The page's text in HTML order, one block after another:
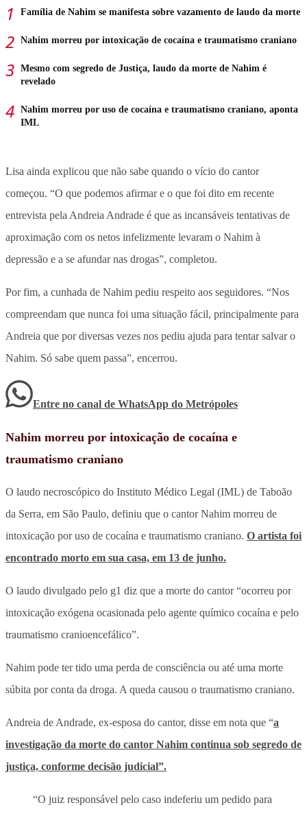
Família de Nahim se manifesta sobre vazamento de laudo da morte
Nahim morreu por intoxicação de cocaína e traumatismo craniano
Mesmo com segredo de Justiça, laudo da morte de Nahim é
revelado
Nahim morreu por uso de cocaína e traumatismo craniano, aponta
IML
Lisa ainda explicou que não sabe quando o vício do cantor
começou. “O que podemos afirmar e o que foi dito em recente
entrevista pela Andreia Andrade é que as incansáveis tentativas de
aproximação com os netos infelizmente levaram o Nahim à
depressão e a se afundar nas drogas”, completou.
Por fim, a cunhada de Nahim pediu respeito aos seguidores. “Nos
compreendam que nunca foi uma situação fácil, principalmente para
Andreia que por diversas vezes nos pediu ajuda para tentar salvar o
Nahim. Só sabe quem passa”, encerrou.
Entre no canal de WhatsApp do Metrópoles
Nahim morreu por intoxicação de cocaína e
traumatismo craniano
O laudo necroscópico do Instituto Médico Legal (IML) de Taboão
da Serra, em São Paulo, definiu que o cantor Nahim morreu de
intoxicação por uso de cocaína e traumatismo craniano. O artista foi
encontrado morto em sua casa, em 13 de junho.
O laudo divulgado pelo g1 diz que a morte do cantor “ocorreu por
intoxicação exógena ocasionada pelo agente químico cocaína e pelo
traumatismo cranioencefálico”.
Nahim pode ter tido uma perda de consciência ou até uma morte
súbita por conta da droga. A queda causou o traumatismo craniano.
Andreia de Andrade, ex-esposa do cantor, disse em nota que “a
investigação da morte do cantor Nahim continua sob segredo de
justiça, conforme decisão judicial”.
“O juiz responsável pelo caso indeferiu um pedido para